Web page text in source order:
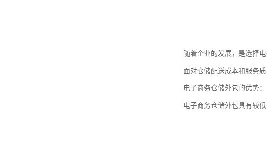
随着企业的发展，是选择
面对仓储配送成本和服务
电子商务仓储外包的优势：
电子商务仓储外包具有较